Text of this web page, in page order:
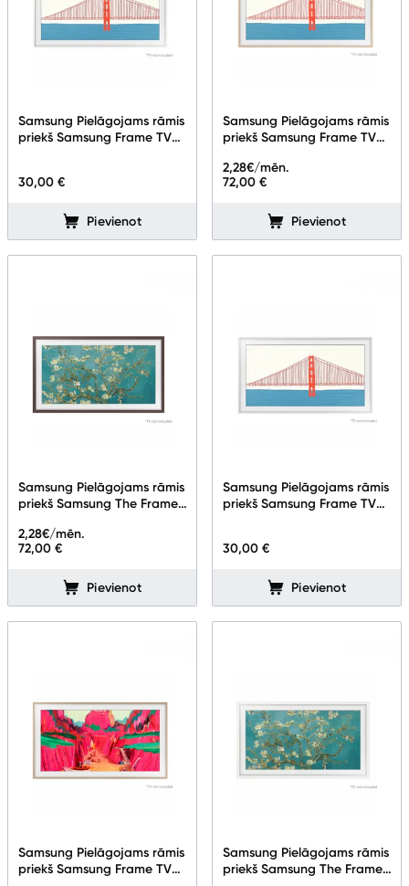
Samsung Pielāgojams rāmis
priekš Samsung Frame TV
30,00 €
Pievienot
Samsung Pielāgojams rāmis
priekš Samsung Frame TV
72,00 €
2,28€/mēn.
Pievienot
Samsung Pielāgojams rāmis
priekš Samsung The Frame
72,00 €
2,28€/mēn.
Pievienot
Samsung Pielāgojams rāmis
priekš Samsung Frame TV
30,00 €
Pievienot
Samsung Pielāgojams rāmis
priekš Samsung Frame TV
Samsung Pielāgojams rāmis
priekš Samsung The Frame